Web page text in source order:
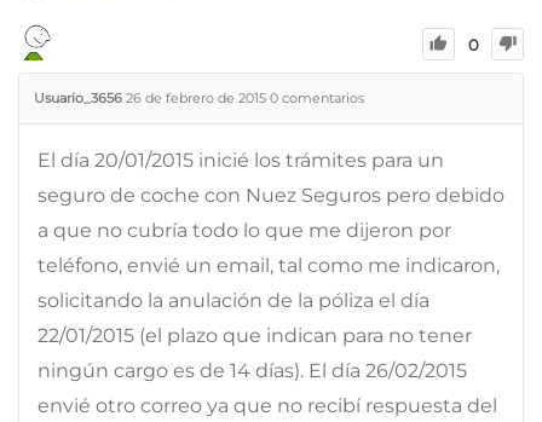
0
Usuario_3656 26 de febrero de 2015 0 comentarios
El día 20/01/2015 inicié los trámites para un
seguro de coche con Nuez Seguros pero debido
a que no cubría todo lo que me dijeron por
teléfono, envié un email, tal como me indicaron,
solicitando la anulación de la póliza el día
22/01/2015 (el plazo que indican para no tener
ningún cargo es de 14 días). El día 26/02/2015
envié otro correo ya que no recibí respuesta del